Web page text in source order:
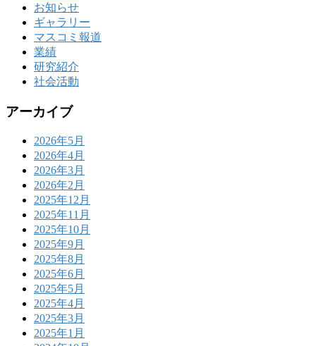
お知らせ
ギャラリー
マスコミ報道
業績
研究紹介
社会活動
アーカイブ
2026年5月
2026年4月
2026年3月
2026年2月
2025年12月
2025年11月
2025年10月
2025年9月
2025年8月
2025年6月
2025年5月
2025年4月
2025年3月
2025年1月